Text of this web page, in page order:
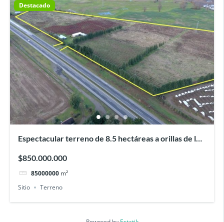
Destacado
Espectacular terreno de 8.5 hectáreas a orillas de la
$850.000.000
85000000 m²
Sitio
Terreno